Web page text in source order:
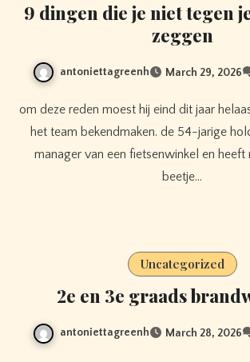
9 dingen die je niet tegen
zeggen
antoniettagreenh March 29, 2026
om deze reden moest hij eind dit jaar helaas de opheffing van
het team bekendmaken. de 54-jarige
manager van een fietsenwinkel en heeft
beetje…
Uncategorized
2e en 3e graads
antoniettagreenh March 28, 2026